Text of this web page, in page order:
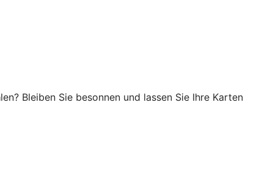
Bleiben Sie besonnen und lassen Sie Ihre Karten